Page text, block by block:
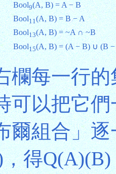
Bool9(A, B) = A − B
Bool11(A, B) = B − A
Bool13(A, B) = ~A ∩ ~B
Bool15(A, B) = (A − B) ∪
欄每一行
可以把它
爾組合」
，得